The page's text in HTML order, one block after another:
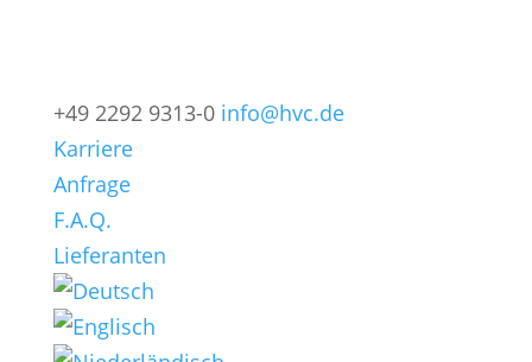
+49 2292 9313-0 info@hvc.de
Karriere
Anfrage
F.A.Q.
Lieferanten